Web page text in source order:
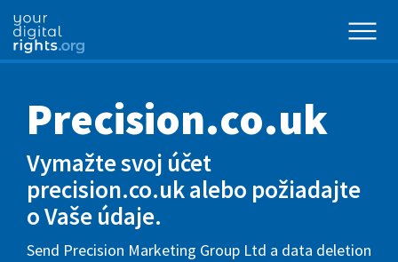
Precision.co.uk
Vymažte svoj účet
precision.co.uk alebo požiadajte
o Vaše údaje.
Send Precision Marketing Group Ltd a data deletion